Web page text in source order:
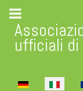
ufficiali
Seleziona la tua